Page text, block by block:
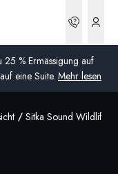
25 % Ermässigung auf
eine Suite. Mehr lesen
Sitka Sound Wildlife